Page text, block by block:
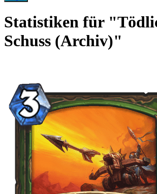
Statistiken für
Schuss (Archiv)"